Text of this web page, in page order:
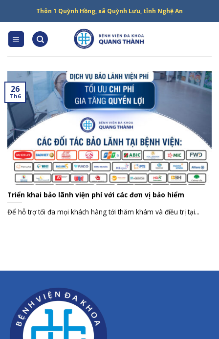
content
Thôn 1 Quỳnh Hồng, xã Quỳnh Lưu, tỉnh Nghệ An
Triển khai bảo lãnh viện phí với các đơn vị bảo hiểm
Để hỗ trợ tối đa mọi khách hàng tới thăm khám và điều trị tại...
26
Th6